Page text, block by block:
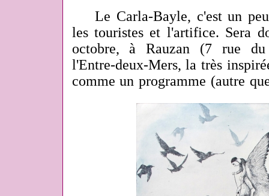
Le Carla-Bayle, c'est un peu
les touristes et l'artifice. Sera
octobre, à Rauzan (7 rue
l'Entre-deux-Mers, la très
comme un programme (autre